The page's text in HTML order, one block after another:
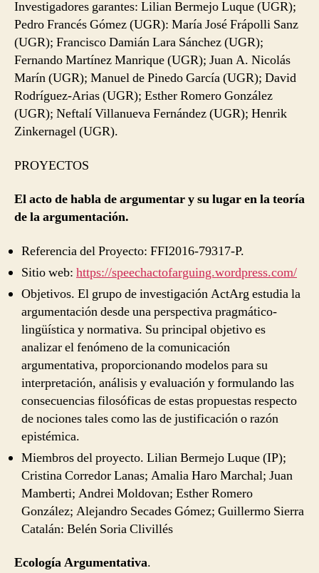
Investigadores garantes: Lilian Bermejo Luque (UGR);
Pedro Francés Gómez (UGR): María José Frápolli Sanz
(UGR); Francisco Damián Lara Sánchez (UGR);
Fernando Martínez Manrique (UGR); Juan A. Nicolás
Marín (UGR); Manuel de Pinedo García (UGR); David
Rodríguez-Arias (UGR); Esther Romero González
(UGR); Neftalí Villanueva Fernández (UGR); Henrik
Zinkernagel (UGR).
PROYECTOS
El acto de habla de argumentar y su lugar en la teoría
de la argumentación.
Referencia del Proyecto: FFI2016-79317-P.
Sitio web: https://speechactofarguing.wordpress.com/
Objetivos. El grupo de investigación ActArg estudia la
argumentación desde una perspectiva pragmático-
lingüística y normativa. Su principal objetivo es
analizar el fenómeno de la comunicación
argumentativa, proporcionando modelos para su
interpretación, análisis y evaluación y formulando las
consecuencias filosóficas de estas propuestas respecto
de nociones tales como las de justificación o razón
epistémica.
Miembros del proyecto. Lilian Bermejo Luque (IP);
Cristina Corredor Lanas; Amalia Haro Marchal; Juan
Mamberti; Andrei Moldovan; Esther Romero
González; Alejandro Secades Gómez; Guillermo Sierra
Catalán: Belén Soria Clivillés
Ecología Argumentativa.